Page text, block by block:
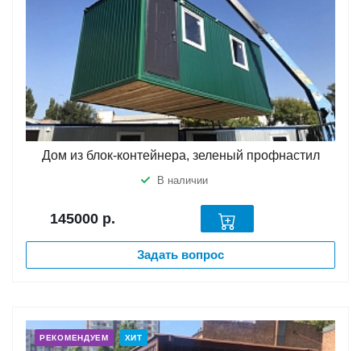
Дом из блок-контейнера, зеленый профнастил
В наличии
145000 р.
Задать вопрос
РЕКОМЕНДУЕМ ХИТ